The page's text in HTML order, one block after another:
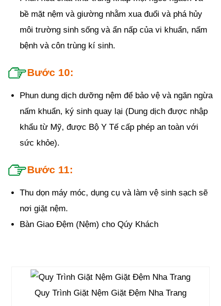
bề mặt nệm và giường nhằm xua đuổi và phá hủy
môi trường sinh sống và ẩn nấp của vi khuẩn, nấm
bệnh và côn trùng kí sinh.
Bước 10:
Phun dung dịch dưỡng nệm để bảo vệ và ngăn ngừa
nấm khuẩn, ký sinh quay lại (Dung dịch được nhập
khẩu từ Mỹ, được Bộ Y Tế cấp phép an toàn với
sức khỏe).
Bước 11:
Thu dọn máy móc, dụng cụ và làm vệ sinh sạch sẽ
nơi giặt nệm.
Bàn Giao Đệm (Nệm) cho Qúy Khách
Quy Trình Giặt Nệm Giặt Đệm Nha Trang